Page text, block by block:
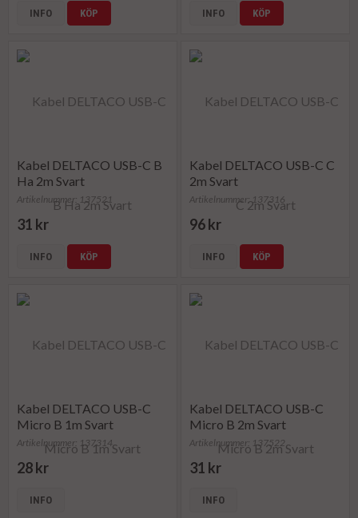
INFO KÖP INFO KÖP
Kabel DELTACO USB-C B
Ha 2m Svart
Artikelnummer: 137521
31 kr
INFO KÖP
Kabel DELTACO USB-C C
2m Svart
Artikelnummer: 137316
96 kr
INFO KÖP
Kabel DELTACO USB-C
Micro B 1m Svart
Artikelnummer: 137314
28 kr
INFO
Kabel DELTACO USB-C
Micro B 2m Svart
Artikelnummer: 137522
31 kr
INFO